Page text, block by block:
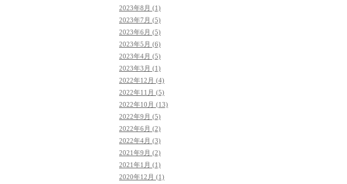
2023年8月 (1)
2023年7月 (5)
2023年6月 (5)
2023年5月 (6)
2023年4月 (5)
2023年3月 (1)
2022年12月 (4)
2022年11月 (5)
2022年10月 (13)
2022年9月 (5)
2022年6月 (2)
2022年4月 (3)
2021年9月 (2)
2021年1月 (1)
2020年12月 (1)